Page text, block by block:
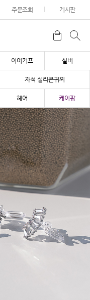
주문조회 게시판
이어커프 실버
자석 실리콘귀찌
헤어 케이팝